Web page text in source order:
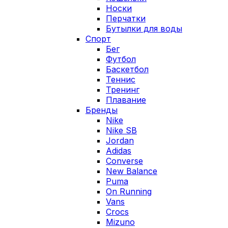
Носки
Перчатки
Бутылки для воды
Спорт
Бег
Футбол
Баскетбол
Теннис
Тренинг
Плавание
Бренды
Nike
Nike SB
Jordan
Adidas
Converse
New Balance
Puma
On Running
Vans
Crocs
Mizuno